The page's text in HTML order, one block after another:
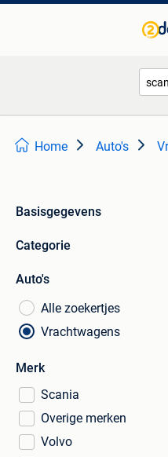
Home Auto's
Basisgegevens
Categorie
Auto's
Alle zoekertjes
Vrachtwagens
Merk
Scania
Overige merken
Volvo